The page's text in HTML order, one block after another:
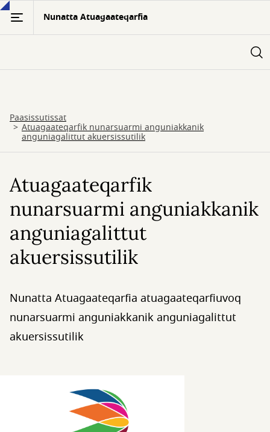
Skip
main
Nunatta Atuagaateqarfia
Paasissutissat
Atuagaateqarfik nunarsuarmi anguniakkanik
anguniagalittut akuersissutilik
Atuagaateqarfik
nunarsuarmi anguniakkanik
anguniagalittut
akuersissutilik
Nunatta Atuagaateqarfia atuagaateqarfiuvoq
nunarsuarmi anguniakkanik anguniagalittut
akuersissutilik